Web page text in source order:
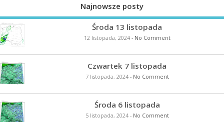
Najnowsze posty
Środa 13 listopada
12 listopada, 2024- No Comment
Czwartek 7 listopada
7 listopada, 2024- No Comment
Środa 6 listopada
5 listopada, 2024- No Comment